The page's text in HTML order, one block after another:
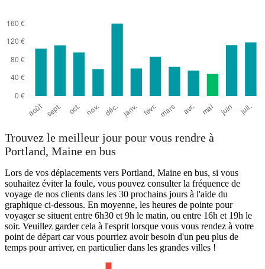
Trouvez le meilleur jour pour vous rendre à
Portland, Maine en bus
Lors de vos déplacements vers Portland, Maine en bus, si vous
souhaitez éviter la foule, vous pouvez consulter la fréquence de
voyage de nos clients dans les 30 prochains jours à l'aide du
graphique ci-dessous. En moyenne, les heures de pointe pour
voyager se situent entre 6h30 et 9h le matin, ou entre 16h et 19h le
soir. Veuillez garder cela à l'esprit lorsque vous vous rendez à votre
point de départ car vous pourriez avoir besoin d'un peu plus de
temps pour arriver, en particulier dans les grandes villes !